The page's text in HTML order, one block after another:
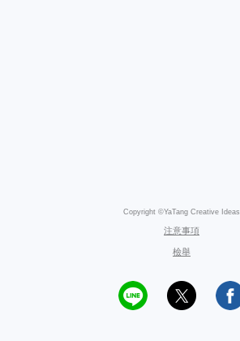
Copyright ©YaTang Creative Ideas
注意事項
檢舉